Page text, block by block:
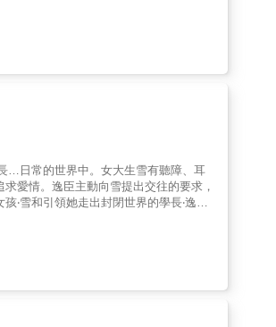
…日常的世界中。女大生雪有聽障、耳
愛情。逸臣主動向雪提出交往的要求，
‧雪和引領她走出封閉世界的學長‧逸臣